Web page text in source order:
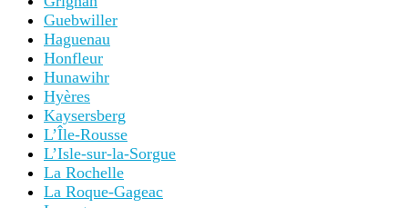
Guebwiller
Haguenau
Honfleur
Hunawihr
Hyères
Kaysersberg
L’Île-Rousse
L’Isle-sur-la-Sorgue
La Rochelle
La Roque-Gageac